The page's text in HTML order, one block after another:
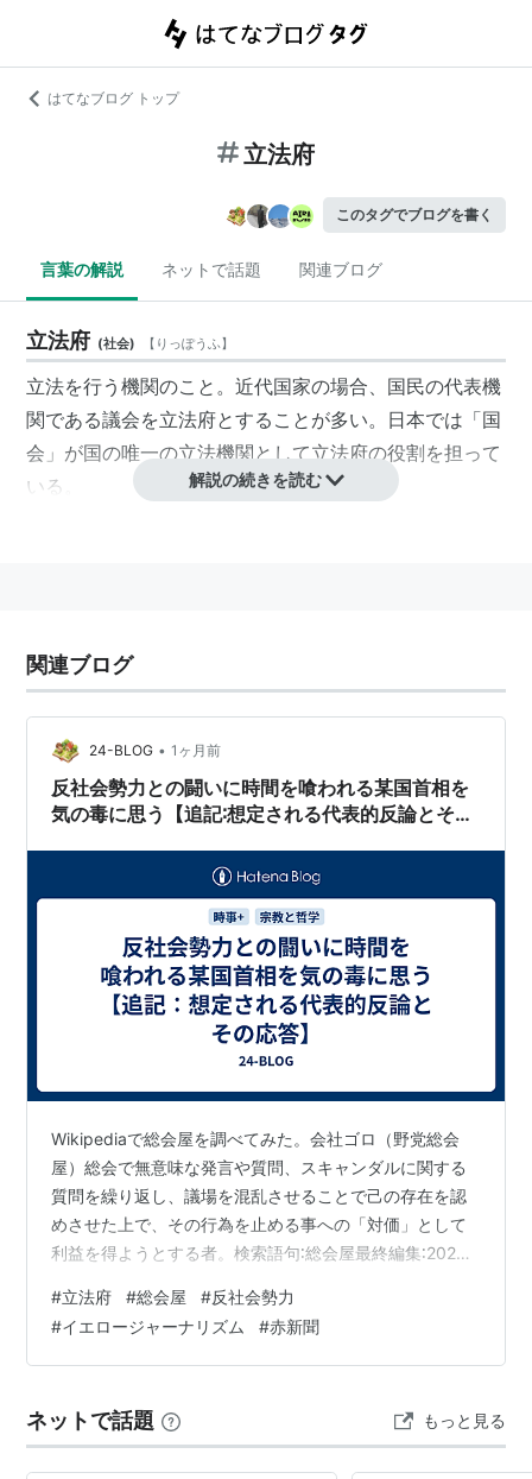
はてなブログ トップ
立法府
このタグでブログを書く
言葉の解説 ネットで話題 関連ブログ
立法府 (社会) 【 りっぽうふ】
立法を行う機関のこと。近代国家の場合、 国民の代表機
関である議会を立法府とすることが多い。日本では「国
会 」が国の唯一の立法機関として立法府の役割を担って
いる。
解説の続きを読む
関連ブログ
24-BLOG • 1ヶ月前
反社会勢力との闘いに時間を喰われる某国首相を
気の毒に思う【追記∶想定される代表的反論とその
Wikipediaで総会屋を調べてみた。会社ゴロ（野党総会
屋）総会で無意味な発言や質問、スキャンダルに関する
質問を繰り返し、議場を混乱させることで己の存在を認
めさせた上で、その行為を止める事への「対価」として
利益を得ようとする者。検索語句∶総会屋最終編集∶2026
会屋と関わった経験などないため実態を過不足なく説明
した文章かわからんけど、これと似た狼藉をよく見ませ
んか？某国の立法府で。反社会勢力（週刊誌の虚偽情報
根拠に政権与党の立法活動を妨害し、国政を混乱させる
ゴロ集団）と闘う某国首相が気の…
#立法府 #総会屋 #反社会勢力
#イエロージャーナリズム #赤新聞
ネットで話題 もっと見る